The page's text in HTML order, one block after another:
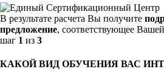
В результате расчета Вы получите
предложение, соответствующее
шаг 1 из 3
КАКОЙ ВИД ОБУЧЕНИЯ ВАС